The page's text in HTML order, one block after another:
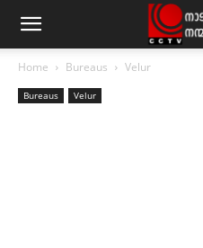
Home Bureaus Velur
Bureaus Velur